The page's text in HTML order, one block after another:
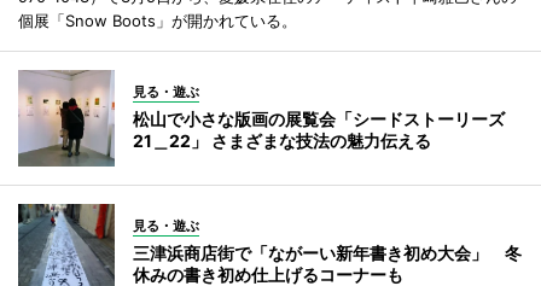
個展「Snow Boots」が開かれている。
見る・遊ぶ
松山で小さな版画の展覧会「シードストーリーズ
21＿22」 さまざまな技法の魅力伝える
見る・遊ぶ
三津浜商店街で「ながーい新年書き初め大会」 冬
休みの書き初め仕上げるコーナーも